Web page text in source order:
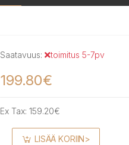
Saatavuus: toimitus 5-7pv
199.80€
Ex Tax: 159.20€
LISÄÄ KORIIN>